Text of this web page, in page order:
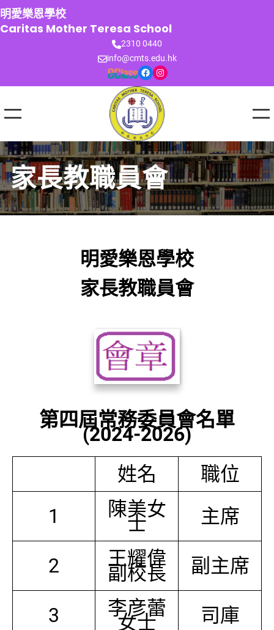
跳
至
主
明愛樂恩學校
Caritas Mother Teresa School
2310 0440
info@cmts.edu.hk
Facebook Instagram
家長教職員會
明愛樂恩學校
家長教職員會
第四屆常務委員會名單
(2024-2026)
姓名
職位
1
陳美女
士 主席
2 王耀偉
副校長 副主席
3 李彦蕾
女士 司庫